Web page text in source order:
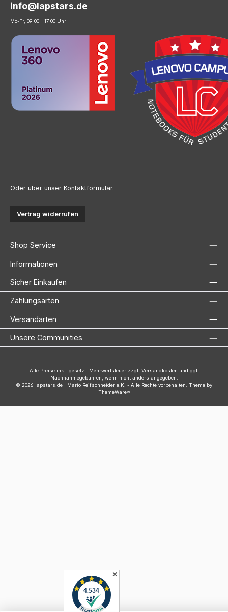
info@lapstars.de
Mo-Fr, 09:00 - 17:00 Uhr
Oder über unser Kontaktformular.
Vertrag widerrufen
Shop Service
Informationen
Sicher Einkaufen
Zahlungsarten
Versandarten
Unsere Communities
Alle Preise inkl. gesetzl. Mehrwertsteuer zzgl. Versandkosten und ggf.
Nachnahmegebühren, wenn nicht anders angegeben.
© 2026 lapstars.de | Mario Reifschneider e.K. - Alle Rechte vorbehalten. Theme by
ThemeWare®
✕